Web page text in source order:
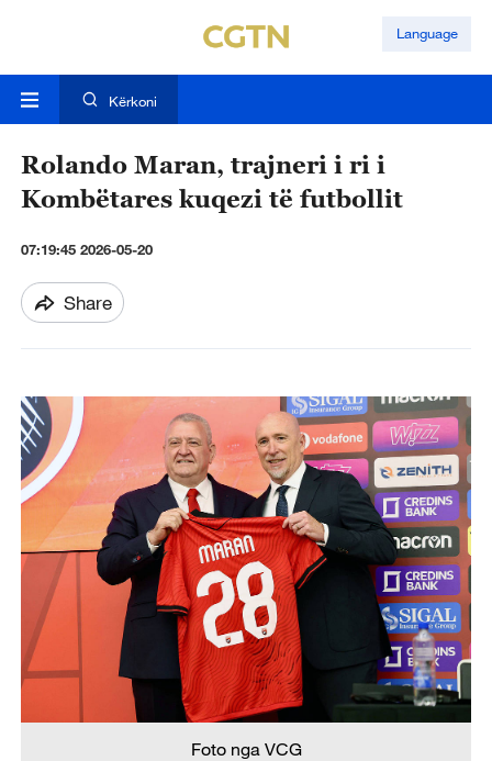
Language
Kërkoni
Rolando Maran, trajneri i ri i
Kombëtares kuqezi të futbollit
07:19:45 2026-05-20
Share
Foto nga VCG